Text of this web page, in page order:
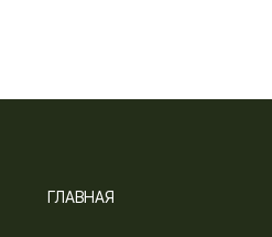
ГЛАВНАЯ